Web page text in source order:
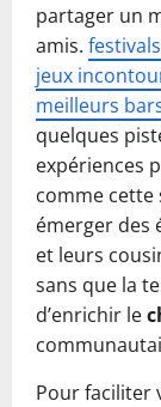
partager un
amis.
jeux
meilleurs
quelques
expériences
comme cette
émerger des
et leurs
sans que la
d’enrichir le
Pour faciliter